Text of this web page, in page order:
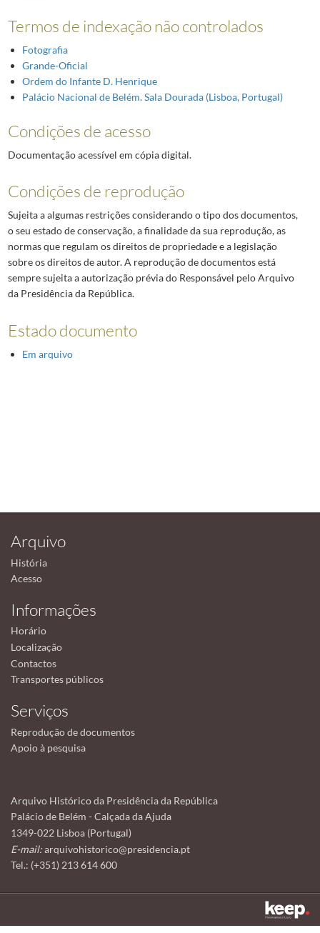
Termos de indexação não controlados
Fotografia
Grande-Oficial
Ordem do Infante D. Henrique
Palácio Nacional de Belém. Sala Dourada (Lisboa, Portugal)
Condições de acesso
Documentação acessível em cópia digital.
Condições de reprodução
Sujeita a algumas restrições considerando o tipo dos documentos,
o seu estado de conservação, a finalidade da sua reprodução, as
normas que regulam os direitos de propriedade e a legislação
sobre os direitos de autor. A reprodução de documentos está
sempre sujeita a autorização prévia do Responsável pelo Arquivo
da Presidência da República.
Estado documento
Em arquivo
Arquivo
História
Acesso
Informações
Horário
Localização
Contactos
Transportes públicos
Serviços
Reprodução de documentos
Apoio à pesquisa
Arquivo Histórico da Presidência da República
Palácio de Belém - Calçada da Ajuda
1349-022 Lisboa (Portugal)
E-mail:arquivohistorico@presidencia.pt
Tel.: (+351) 213 614 600